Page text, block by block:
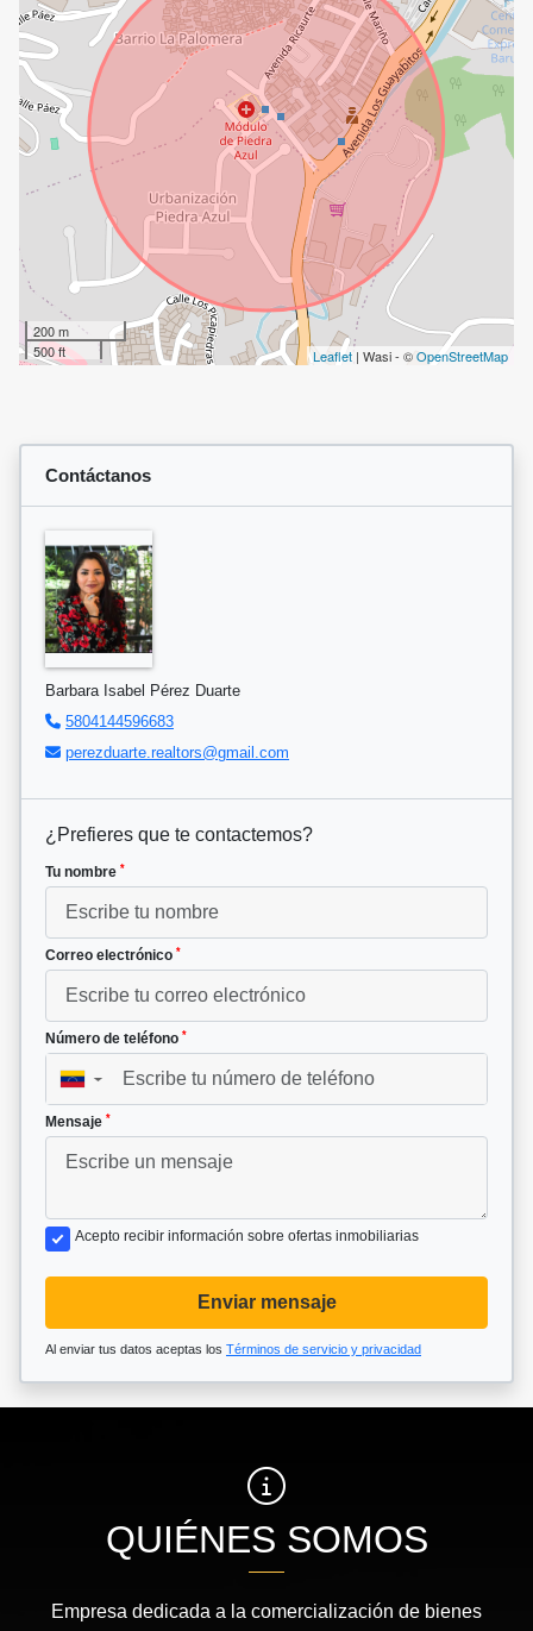
200 m
500 ft
Leaflet | Wasi - ©OpenStreetMap
Contáctanos
Barbara Isabel Pérez Duarte
5804144596683
perezduarte.realtors@gmail.com
¿Prefieres que te contactemos?
Tu nombre *
Correo electrónico *
Número de teléfono *
▼
Mensaje *
Acepto recibir información sobre ofertas inmobiliarias
Enviar mensaje
Al enviar tus datos aceptas los Términos de servicio y privacidad
QUIÉNES SOMOS
Empresa dedicada a la comercialización de bienes